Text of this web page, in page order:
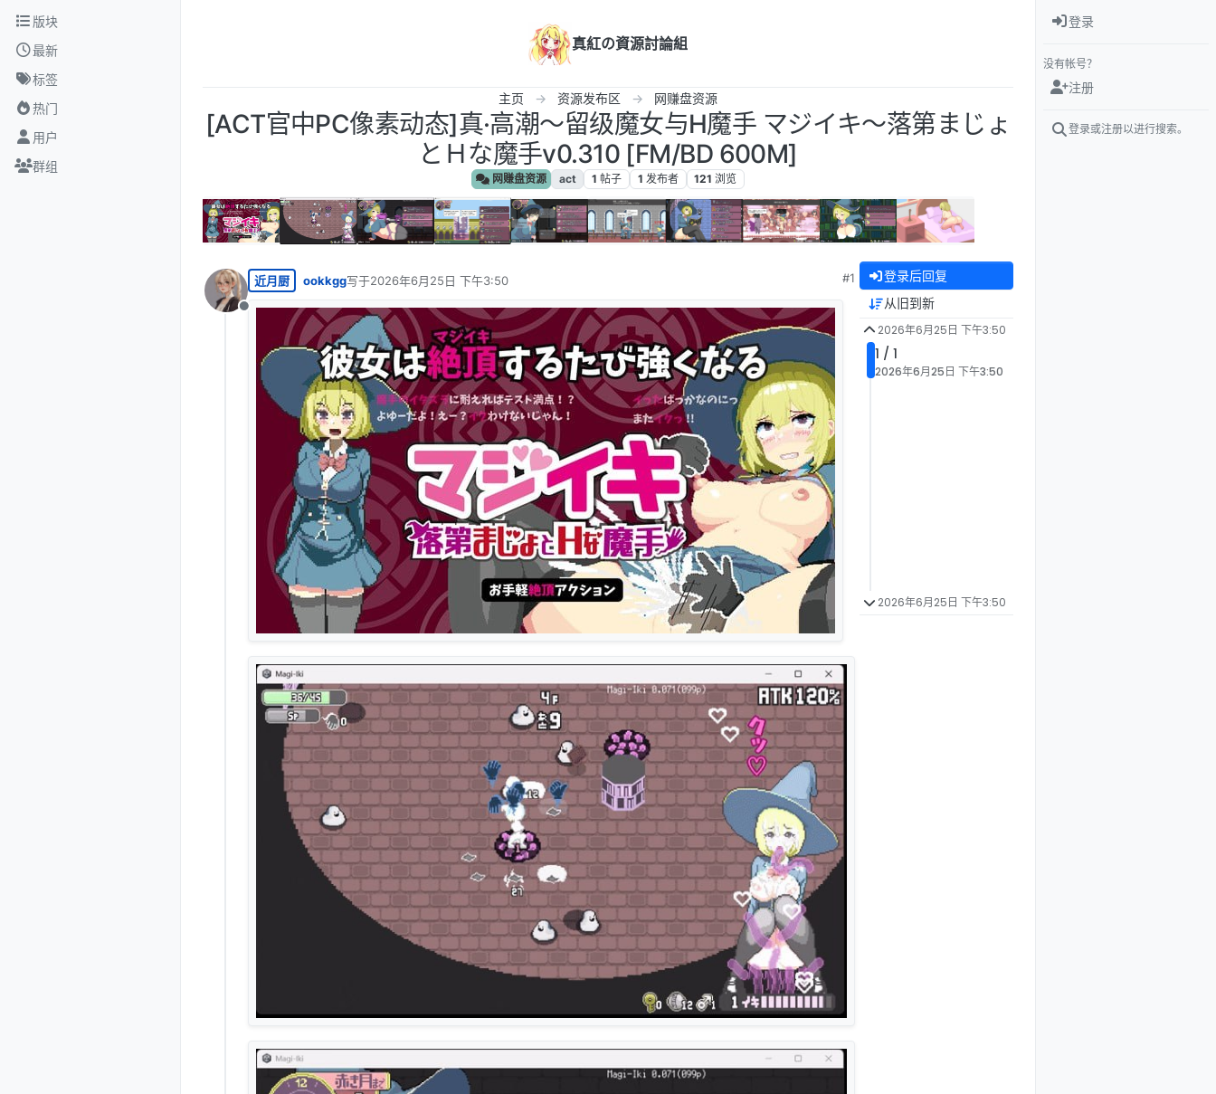
跳转至内容
版块
最新
标签
热门
用户
群组
真紅の資源討論組
主页 资源发布区 网赚盘资源
[ACT官中PC像素动态]真·高潮～留级魔女与H魔手 マジイキ～落第まじょ
とＨな魔手v0.310 [FM/BD 600M]
网赚盘资源 act 1 帖子 1 发布者 121 浏览
离线
近月厨 ookkgg写于2026年6月25日 下午3:50
最后由 编辑
#1 登录后回复
从旧到新
2026年6月25日 下午3:50
1 / 1
2026年6月25日 下午3:50
2026年6月25日 下午3:50
登录
没有帐号？
注册
登录或注册以进行搜索。